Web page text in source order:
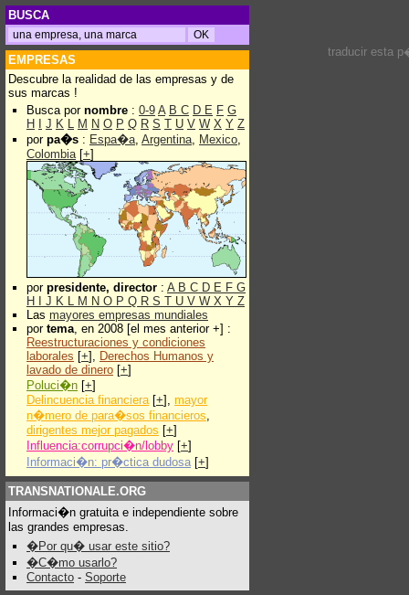
BUSCA
EMPRESAS
Descubre la realidad de las empresas y de
sus marcas !
Busca por nombre : 0-9 A B C D E F G
H
J K L M N O P Q R S T U V W X Y Z
por pa�s : Espa�a, Argentina, Mexico,
Colombia[+]
por presidente, director : A B C D E F G
H
J K L M N O P Q R S T U V W X Y Z
Las mayores empresas mundiales
por tema, en 2008 [el mes anterior +] :
Reestructuraciones y condiciones
laborales [+], Derechos Humanos y
lavado de dinero [+]
Poluci�n [+]
Delincuencia financiera[+], mayor
n�mero de para�sos financieros,
dirigentes mejor pagados [+]
Influencia:corrupci�n/lobby [+]
Informaci�n: pr�ctica dudosa [+]
TRANSNATIONALE.ORG
Informaci�n gratuita e independiente sobre
las grandes empresas.
�Por qu� usar este sitio?
�C�mo usarlo?
Contacto - Soporte
traducir esta